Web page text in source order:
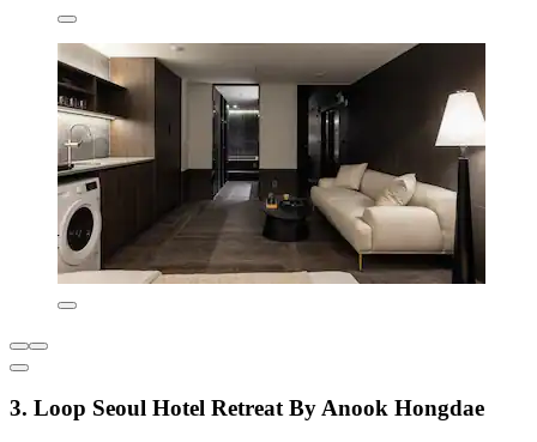
3. Loop Seoul Hotel Retreat By Anook Hongdae